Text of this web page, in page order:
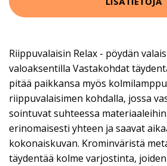
Riippuvalaisin Relax - pöydän
valoaksentilla Vastakohdat
pitää paikkansa myös
riippuvalaisimen kohdalla, jossa
sointuvat suhteessa
erinomaisesti yhteen ja saavat
kokonaiskuvan. Krominväristä
täydentää kolme varjostinta,